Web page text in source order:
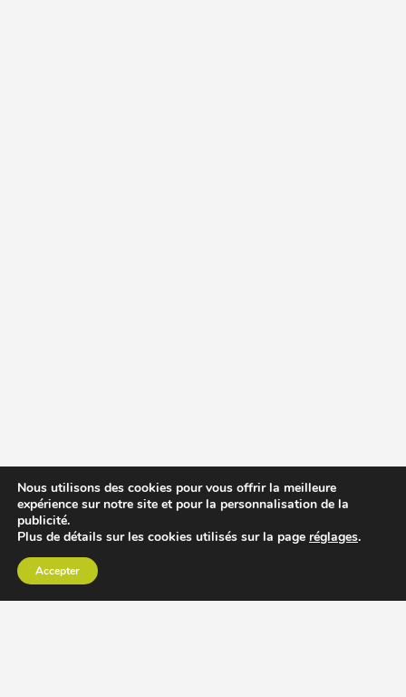
Nous utilisons des cookies pour vous offrir la meilleure
expérience sur notre site et pour la personnalisation de la
publicité.
Plus de détails sur les cookies utilisés sur la page réglages.
Accepter